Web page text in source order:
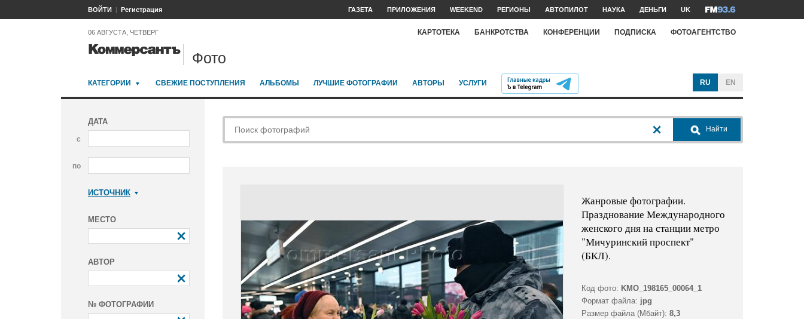
ВОЙТИ Регистрация ГАЗЕТА ПРИЛОЖЕНИЯ WEEKEND РЕГИОНЫ АВТОПИЛОТ НАУКА ДЕНЬГИ UK
06 АВГУСТА, ЧЕТВЕРГ КАРТОТЕКА БАНКРОТСТВА КОНФЕРЕНЦИИ ПОДПИСКА ФОТОАГЕНТСТВО
Фото
КАТЕГОРИИ СВЕЖИЕ ПОСТУПЛЕНИЯ АЛЬБОМЫ ЛУЧШИЕ ФОТОГРАФИИ АВТОРЫ УСЛУГИ RU EN
ДАТА
с
по
ИСТОЧНИК
МЕСТО
АВТОР
№ ФОТОГРАФИИ
Найти
Жанровые фотографии.
Празднование Международного
женского дня на станции метро
"Мичуринский проспект"
(БКЛ).
Код фото: KMO_198165_00064_1
Формат файла: jpg
Размер файла (Мбайт): 8,3